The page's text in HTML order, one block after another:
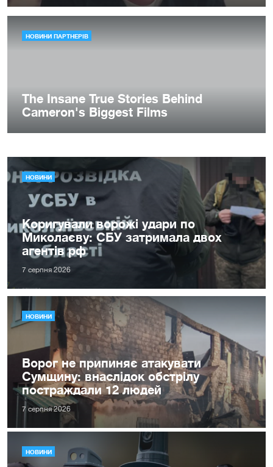
НОВИНИ
Коригували ворожі удари по
Миколаєву: СБУ затримала двох
агентів рф
7 серпня 2026
НОВИНИ
Ворог не припиняє атакувати
Сумщину: внаслідок обстрілу
постраждали 12 людей
7 серпня 2026
НОВИНИ